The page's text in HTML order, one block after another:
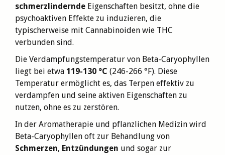
schmerzlindernde Eigenschaften besitzt, ohne die
psychoaktiven Effekte zu induzieren, die
typischerweise mit Cannabinoiden wie THC
verbunden sind.
Die Verdampfungstemperatur von Beta-Caryophyllen
liegt bei etwa 119-130 °C (246-266 °F). Diese
Temperatur ermöglicht es, das Terpen effektiv zu
verdampfen und seine aktiven Eigenschaften zu
nutzen, ohne es zu zerstören.
In der Aromatherapie und pflanzlichen Medizin wird
Beta-Caryophyllen oft zur Behandlung von
Schmerzen, Entzündungen und sogar zur